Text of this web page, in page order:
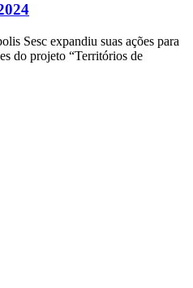
Sesc expandiu suas ações para
do projeto “Territórios de